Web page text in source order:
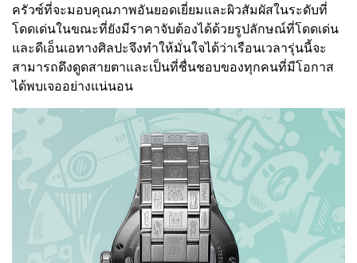
ครัวซ์ที่จะมอบคุณภาพอันยอดเยี่ยมและผิวสัมผัสในระดับที่
โดดเด่นในขณะที่ยังมีราคาจับต้องได้ด้วยรูปลักษณ์ที่โดดเด่น
และดีเอ็นเอทางศิลปะจึงทำให้มั่นใจได้ว่าเรือนเวลารุ่นนี้จะ
สามารถดึงดูดสายตาและเป็นที่ชื่นชอบของทุกคนที่มีโอกาส
ได้พบเจออย่างแน่นอน